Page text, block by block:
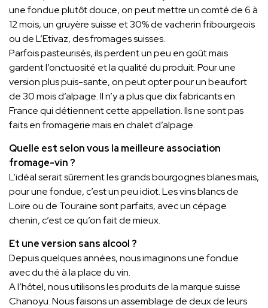
une fondue plutôt douce, on peut mettre un comté de 6 à
12 mois, un gruyère suisse et 30% de vacherin fribourgeois
ou de L’Etivaz, des fromages suisses.
Parfois pasteurisés, ils perdent un peu en goût mais
gardent l’onctuosité et la qualité du produit. Pour une
version plus puis-sante, on peut opter pour un beaufort
de 30 mois d’alpage. Il n’y a plus que dix fabricants en
France qui détiennent cette appellation. Ils ne sont pas
faits en fromagerie mais en chalet d’alpage.
Quelle est selon vous la meilleure association
fromage-vin ?
L’idéal serait sûrement les grands bourgognes blanes mais,
pour une fondue, c’est un peu idiot. Les vins blancs de
Loire ou de Touraine sont parfaits, avec un cépage
chenin, c’est ce qu’on fait de mieux.
Et une version sans alcool ?
Depuis quelques années, nous imaginons une fondue
avec du thé à la place du vin.
A l’hôtel, nous utilisons les produits de la marque suisse
Chanoyu. Nous faisons un assemblage de deux de leurs